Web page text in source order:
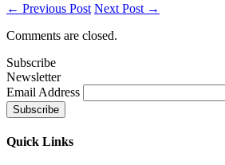
← Previous Post Next Post →
Comments are closed.
Subscribe
Newsletter
Email Address
Quick Links